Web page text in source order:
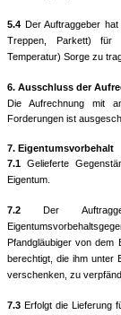
5.4 Der Auftraggeber
Treppen, Parkett) für
Temperatur) Sorge zu
6. Ausschluss der
Die Aufrechnung mit
Forderungen ist
7. Eigentumsvorbehalt
7.1 Gelieferte
Eigentum.
7.2 Der
Pfandgläubiger von dem
berechtigt, die ihm unter
verschenken, zu
7.3 Erfolgt die Lieferung